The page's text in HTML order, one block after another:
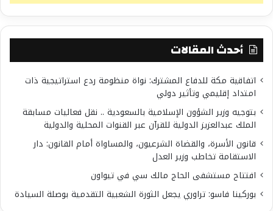
أحدث المقالات
اتفاقية مكة للدفاع المشترك: نواة منظومة ردع استراتيجية ذات
امتداد إقليمي وتأثير دولي
بتوجيه وزير الشؤون الإسلامية بالسعودية .. نقل فعاليات مسابقة
الملك عبدالعزيز الدولية للقرآن عبر القنوات المحلية والدولية
قانون الأسرة، والقضاة الشرعيون، والمساواة أمام القانون: دار
الاستقامة تخاطب وزير العدل
افتتاح مستشفى الحاج مالك سي في تيواون
بوركينا فاسو: تراوري يجعل الثورة الشعبية التقدمية بوصلة السيادة